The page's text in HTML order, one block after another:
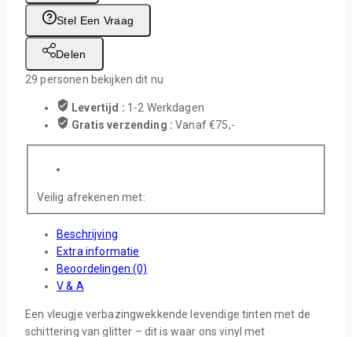
Stel Een Vraag
Delen
29 personen bekijken dit nu
Levertijd : 1-2 Werkdagen
Gratis verzending :Vanaf €75,-
Veilig afrekenen met:
Beschrijving
Extra informatie
Beoordelingen (0)
V & A
Een vleugje verbazingwekkende levendige tinten met de
schittering van glitter – dit is waar ons vinyl met